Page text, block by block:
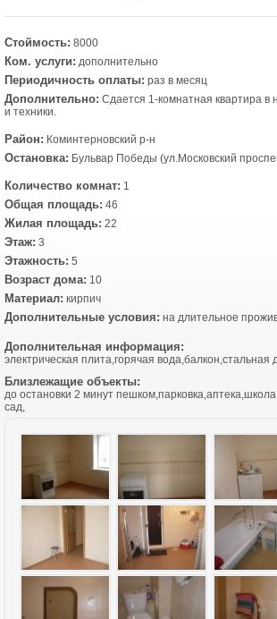
Стоймость: 8000
Ком. услуги: дополнительно
Периодичность оплаты: раз в месяц
Дополнительно: Сдается 1-комнатная квартира в
и техники.
Район: Коминтерновский р-н
Остановка: Бульвар Победы (ул.Московский
Количество комнат: 1
Общая площадь: 46
Жилая площадь: 22
Этаж: 3
Этажность: 5
Возраст дома: 10
Материал: кирпич
Дополнительные условия: на длительное
Дополнительная информация:
электрическая плита,горячая вода,балкон,стальная
Близлежащие объекты:
до остановки 2 минут
сад,